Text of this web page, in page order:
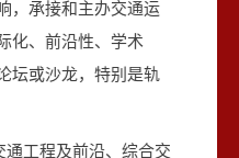
，承接和主办交通运
化、前沿性、学术
坛或沙龙，特别是轨
通工程及前沿、综合交